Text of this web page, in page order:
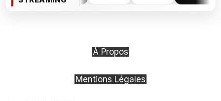
À Propos
Mentions Légales